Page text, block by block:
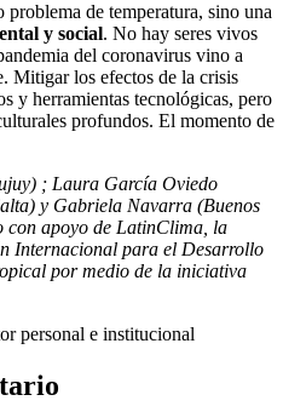
de temperatura, sino una
y social. No hay seres vivos
del coronavirus vino a
Mitigar los efectos de la crisis
y herramientas tecnológicas, pero
profundos. El momento de
; Laura García Oviedo
y Gabriela Navarra (Buenos
con apoyo de LatinClima, la
Internacional para el Desarrollo
por medio de la iniciativa
personal e institucional